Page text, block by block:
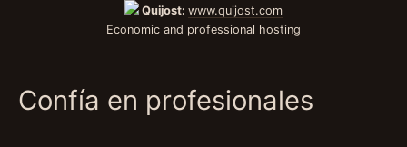
Quijost: www.quijost.com
Economic and professional hosting
Confía en profesionales